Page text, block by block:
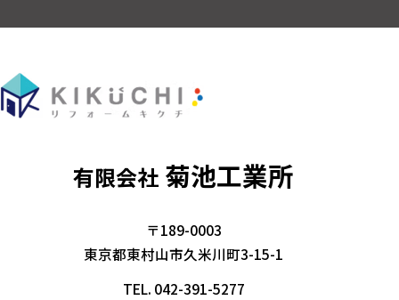
有限会社 菊池工業所
〒189-0003
東京都東村山市久米川町3-15-1
TEL. 042-391-5277